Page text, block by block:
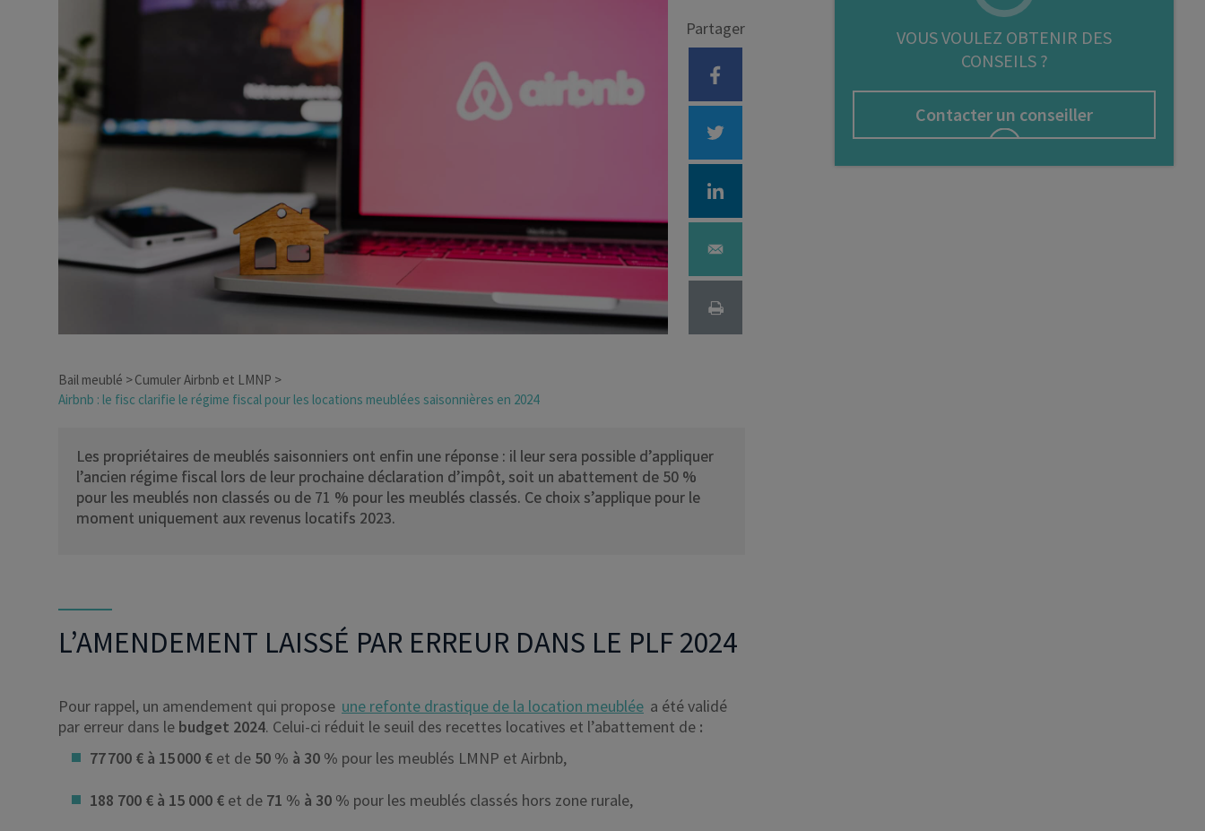
Dirigeant d’entreprise
Conseils fiscalité d’entreprise Loi Pinel
Anciens dispositifs
Partager
Bail meublé
Cumuler Airbnb et LMNP
Airbnb : le fisc clarifie le régime fiscal pour les locations meublées saisonnières en 2024
Les propriétaires de meublés saisonniers ont enfin une réponse : il leur sera possible d’appliquer
l’ancien régime fiscal lors de leur prochaine déclaration d’impôt, soit un abattement de 50 %
pour les meublés non classés ou de 71 % pour les meublés classés. Ce choix s’applique pour le
moment uniquement aux revenus locatifs 2023.
L’AMENDEMENT LAISSÉ PAR ERREUR DANS LE PLF 2024
Pour rappel, un amendement qui propose une refonte drastique de la location meublée a été validé
par erreur dans le budget 2024. Celui-ci réduit le seuil des recettes locatives et l’abattement de :
77 700 € à 15 000 € et de 50 % à 30 % pour les meublés LMNP et Airbnb,
188 700 € à 15 000 € et de 71 % à 30 % pour les meublés classés hors zone rurale,
VOUS VOULEZ OBTENIR DES
CONSEILS ?
Contacter un conseiller